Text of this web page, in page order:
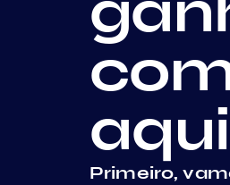
aqui
Primeiro,